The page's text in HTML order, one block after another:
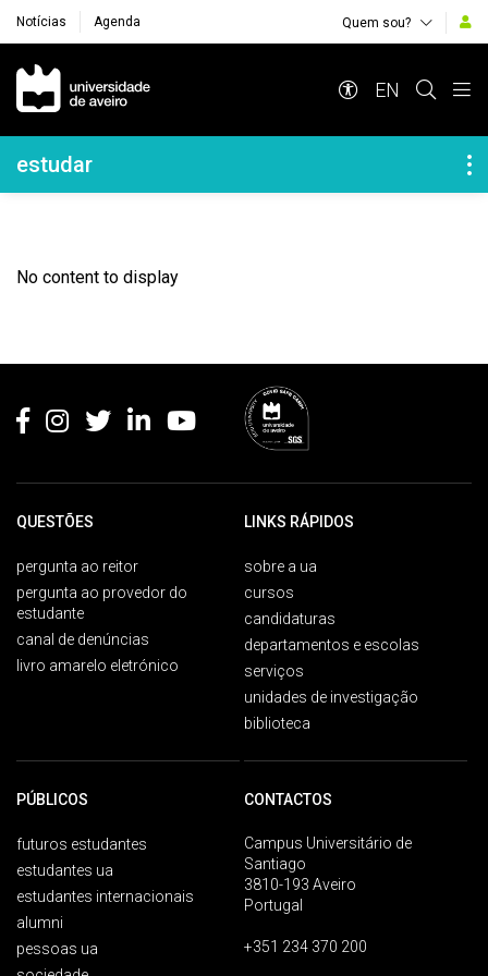
Notícias Agenda Quem sou?
Navegação Principal
EN
Navegação Lateral
estudar
No content to display
QUESTÕES
pergunta ao reitor
pergunta ao provedor do
estudante
canal de denúncias
livro amarelo eletrónico
LINKS RÁPIDOS
sobre a ua
cursos
candidaturas
departamentos e escolas
serviços
unidades de investigação
biblioteca
PÚBLICOS
futuros estudantes
estudantes ua
estudantes internacionais
alumni
pessoas ua
CONTACTOS
Campus Universitário de
Santiago
3810-193 Aveiro
Portugal
+351 234 370 200